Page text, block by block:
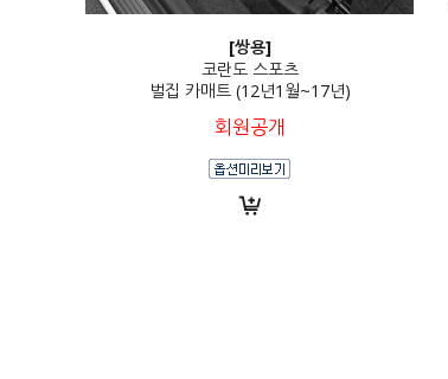
[쌍용]
코란도 스포츠
벌집 카매트 (12년1월~17년)
회원공개